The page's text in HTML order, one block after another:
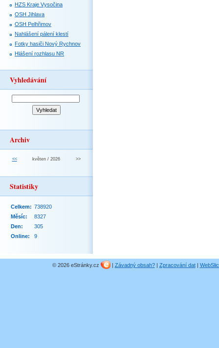
HZS Kraje Vysočina
OSH Jihlava
OSH Pelhřimov
Nahlášení pálení klestí
Fotky hasiči Nový Rychnov
Hlášení rozhlasu NR
Vyhledávání
Archiv
<< květen / 2026 >>
Statistiky
Online: 9
Celkem: 738920
Měsíc:
8327
Den:
305
© 2026 eStránky.cz | Závadný obsah?| Zpracování dat|